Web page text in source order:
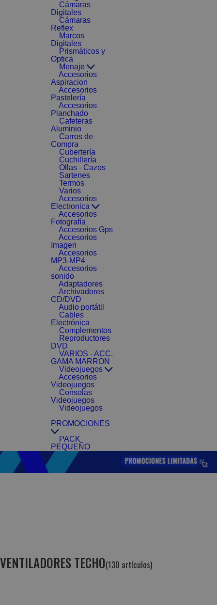
Cámaras
Digitales
Cámaras
Reflex
Marcos
Digitales
Prismáticos y
Optica
Menaje
Accesorios
Aspiracion
Accesorios
Pastelería
Accesorios
Planchado
Cafeteras
Aluminio
Carros de
Compra
Cubertería
Cuchillería
Ollas - Cazos
Sartenes
Termos
Varios
Accesorios
Electronica
Accesorios
Fotografía
Accesorios Gps
Accesorios
Imagen
Accesorios
MP3-MP4
Accesorios
sonido
Adaptadores
Archivadores
CD/DVD
Audio portátil
Cables
Electrónica
Complementos
Reproductores
DVD
VARIOS - ACC.
GAMA MARRON
Videojuegos
Accesorios
Videojuegos
Consolas
Videojuegos
Videojuegos
PROMOCIONES
PACK
PEQUEÑO
VENTILADORES TECHO(130 artículos)